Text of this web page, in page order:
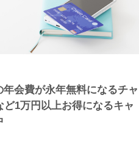
会費が永年無料になるチャ
ど1万円以上お得になるキャ